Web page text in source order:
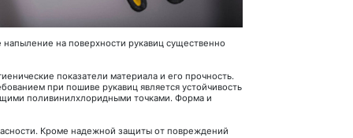
на поверхности рукавиц существенно
показатели материала и его прочность.
при пошиве рукавиц является устойчивость
поливинилхлоридными точками. Форма и
Кроме надежной защиты от повреждений